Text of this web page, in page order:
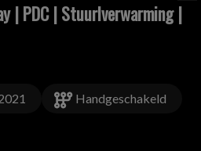
| PDC | Stuurlverwarming |
Handgeschakeld